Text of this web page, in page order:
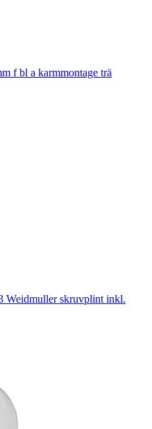
f bl a karmmontage trä
skruvplint inkl.